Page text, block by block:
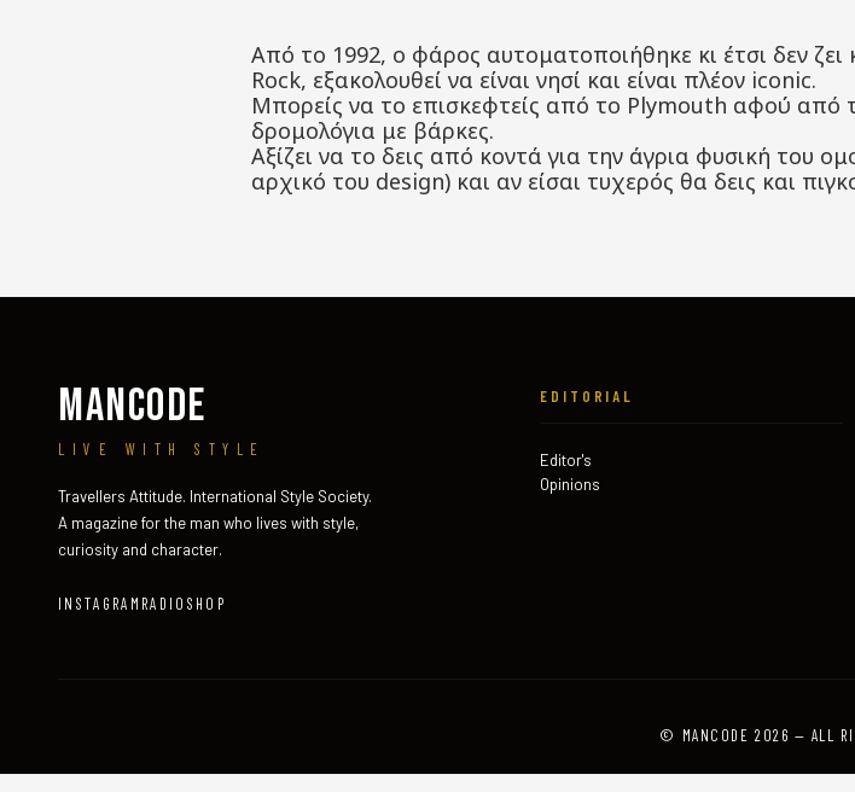
Από το 1992, ο φάρος αυτοματοποιήθηκε κι έτσι δεν
Rock, εξακολουθεί να είναι νησί και είναι πλέον iconic.
Μπορείς να το επισκεφτείς από το Plymouth αφού από
δρομολόγια με βάρκες.
Αξίζει να το δεις από κοντά για την άγρια φυσική του
αρχικό του design) και αν είσαι τυχερός θα δεις και
MANCODE
LIVE WITH STYLE
Travellers Attitude. International Style Society.
A magazine for the man who lives with style,
curiosity and character.
INSTAGRAM RADIO SHOP
EDITORIAL
Editor's
Opinions
© MANCODE 2026 — ALL